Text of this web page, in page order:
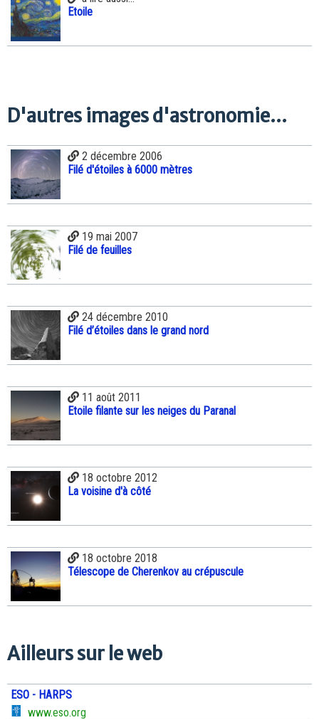
Etoile
D'autres images d'astronomie...
2 décembre 2006
Filé d'étoiles à 6000 mètres
19 mai 2007
Filé de feuilles
24 décembre 2010
Filé d’étoiles dans le grand nord
11 août 2011
Etoile filante sur les neiges du Paranal
18 octobre 2012
La voisine d'à côté
18 octobre 2018
Télescope de Cherenkov au crépuscule
Ailleurs sur le web
ESO - HARPS
www.eso.org